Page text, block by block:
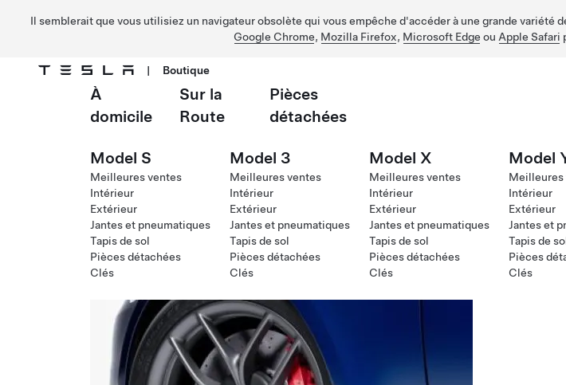
Il semblerait que vous utilisiez un navigateur obsolète qui vous empêche d'accéder à une grande
Google Chrome, Mozilla Firefox, Microsoft Edge ou Apple Safari
Passer au contenu principal
| Boutique
À
domicile
Sur la
Route
Pièces
détachées
Model S
Meilleures ventes
Intérieur
Extérieur
Jantes et pneumatiques
Tapis de sol
Pièces détachées
Clés
Model 3
Meilleures ventes
Intérieur
Extérieur
Jantes et pneumatiques
Tapis de sol
Pièces détachées
Clés
Model X
Meilleures ventes
Intérieur
Extérieur
Jantes et pneumatiques
Tapis de sol
Pièces détachées
Clés
Model
Meilleures
Intérieur
Extérieur
Jantes et
Tapis de
Pièces
Clés